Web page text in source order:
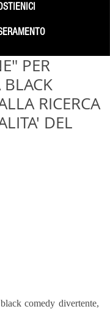
PER
RICERCA
DEL
comedy divertente,